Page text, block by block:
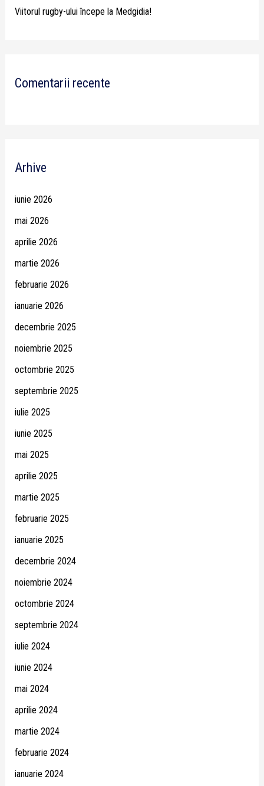
Viitorul rugby-ului începe la Medgidia!
Comentarii recente
Arhive
iunie 2026
mai 2026
aprilie 2026
martie 2026
februarie 2026
ianuarie 2026
decembrie 2025
noiembrie 2025
octombrie 2025
septembrie 2025
iulie 2025
iunie 2025
mai 2025
aprilie 2025
martie 2025
februarie 2025
ianuarie 2025
decembrie 2024
noiembrie 2024
octombrie 2024
septembrie 2024
iulie 2024
iunie 2024
mai 2024
aprilie 2024
martie 2024
februarie 2024
ianuarie 2024